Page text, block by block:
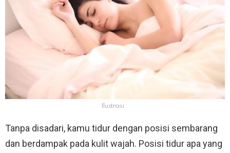
Ilustrasi
Tanpa disadari, kamu tidur dengan posisi sembarang
dan berdampak pada kulit wajah. Posisi tidur apa yang